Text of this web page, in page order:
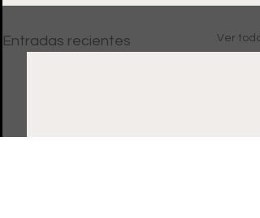
Entradas recientes Ver todo